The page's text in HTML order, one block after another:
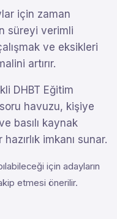
için zaman
süreyi verimli
ve eksikleri
artırır.
DHBT Eğitim
soru havuzu, kişiye
basılı kaynak
imkanı sunar.
için adayların
etmesi önerilir.